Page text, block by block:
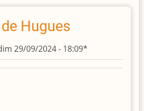
Hugues
29/09/2024 - 18:09*